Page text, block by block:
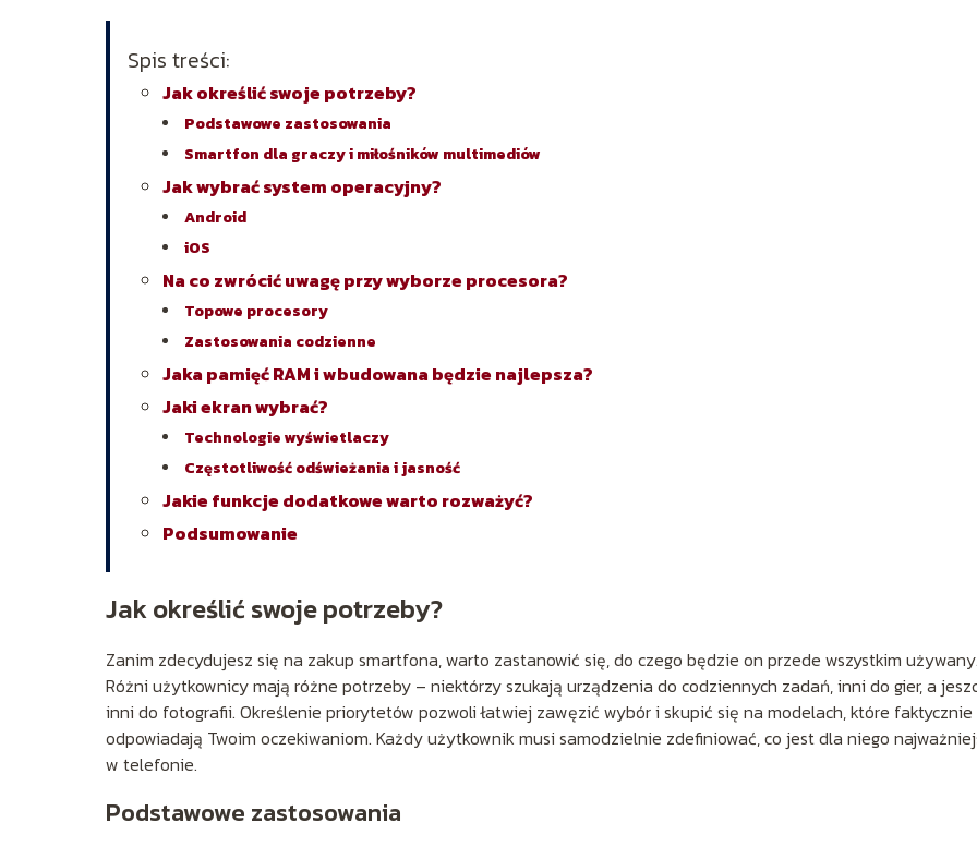
Spis treści:
Jak określić swoje potrzeby?
Podstawowe zastosowania
Smartfon dla graczy i miłośników multimediów
Jak wybrać system operacyjny?
Android
iOS
Na co zwrócić uwagę przy wyborze procesora?
Topowe procesory
Zastosowania codzienne
Jaka pamięć RAM i wbudowana będzie najlepsza?
Jaki ekran wybrać?
Technologie wyświetlaczy
Częstotliwość odświeżania i jasność
Jakie funkcje dodatkowe warto rozważyć?
Podsumowanie
Jak określić swoje potrzeby?
Zanim zdecydujesz się na zakup smartfona, warto zastanowić się, do czego będzie on przede wszystkim używany.
Różni użytkownicy mają różne potrzeby – niektórzy szukają urządzenia do codziennych zadań, inni do gier, a
inni do fotografii. Określenie priorytetów pozwoli łatwiej zawęzić wybór i skupić się na modelach, które faktycznie
odpowiadają Twoim oczekiwaniom. Każdy użytkownik musi samodzielnie zdefiniować, co jest dla niego
w telefonie.
Podstawowe zastosowania